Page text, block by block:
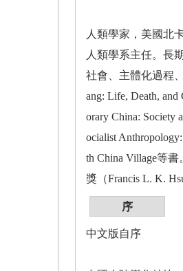
人類學家，美國北
人類學系主任。長
社會、主體化過程
ang: Life, Death, and
orary China: Society
ocialist
th China Village等
獎（Francis L. K.
序
中文版自序